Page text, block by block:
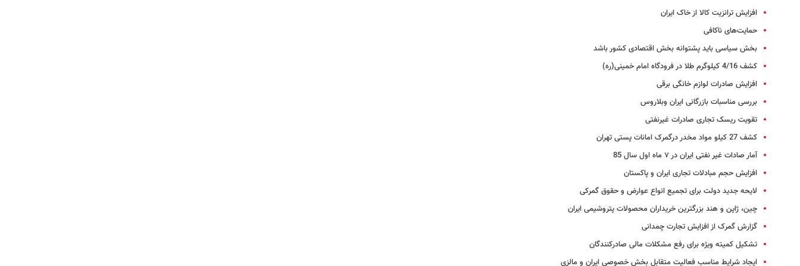
افزایش ترانزیت کالا از خاک ایران
حمایت‌های ناکافی
بخش سیاسی باید پشتوانه بخش اقتصادی کشور باشد
کشف 4/16 کیلوگرم طلا در فرودگاه امام خمینی(ره)
افزایش صادرات لوازم خانگی برقی
بررسی مناسبات بازرگانی ایران وبلاروس
تقویت ریسک تجاری صادرات غیرنفتی
کشف 27 کیلو مواد مخدر درگمرک امانات پستی تهران
آمار صادات غیر نفتی ایران در ٧ ماه اول سال 85
افزایش حجم مبادلات تجاری ایران و پاکستان
لایحه جدید دولت برای تجمیع انواع عوارض و حقوق گمرکی
چین، ژاپن و هند بزرگترین خریداران محصولات پتروشیمی ایران
گزارش گمرک از افزایش تجارت چمدانی
تشکیل کمیته ویژه برای رفع مشکلات مالی صادرکنندگان
ایجاد شرایط مناسب فعالیت متقابل بخش خصوصی ایران و مالزی